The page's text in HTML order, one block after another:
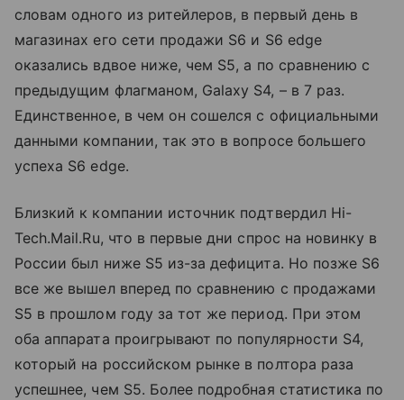
словам одного из ритейлеров, в первый день в
магазинах его сети продажи S6 и S6 edge
оказались вдвое ниже, чем S5, а по сравнению с
предыдущим флагманом, Galaxy S4, – в 7 раз.
Единственное, в чем он сошелся с официальными
данными компании, так это в вопросе большего
успеха S6 edge.
Близкий к компании источник подтвердил Hi-
Tech.Mail.Ru, что в первые дни спрос на новинку в
России был ниже S5 из-за дефицита. Но позже S6
все же вышел вперед по сравнению с продажами
S5 в прошлом году за тот же период. При этом
оба аппарата проигрывают по популярности S4,
который на российском рынке в полтора раза
успешнее, чем S5. Более подробная статистика по